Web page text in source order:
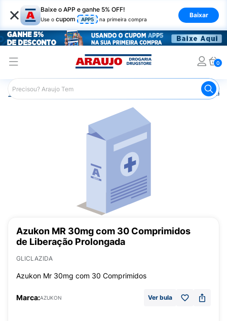
× Baixe o APP e ganhe 5% OFF!
Use o cupom APP5 na primeira compra
Baixar
0
Araujo Medicamentos
Azukon MR 30mg com 30 Comprimidos
de Liberação Prolongada
GLICLAZIDA
Azukon Mr 30mg com 30 Comprimidos
Marca:AZUKON Ver bula